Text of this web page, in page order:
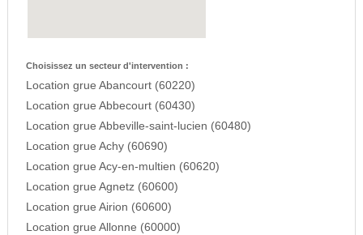
Choisissez un secteur d'intervention :
Location grue Abancourt (60220)
Location grue Abbecourt (60430)
Location grue Abbeville-saint-lucien (60480)
Location grue Achy (60690)
Location grue Acy-en-multien (60620)
Location grue Agnetz (60600)
Location grue Airion (60600)
Location grue Allonne (60000)